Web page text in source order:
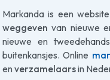
Markanda is een
weggeven van nieuwe
nieuwe en
buitenkansjes. Online
en verzamelaarsin